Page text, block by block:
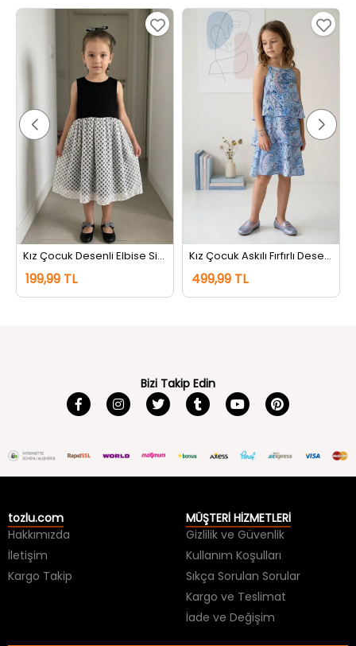
Kız Çocuk Desenli Elbise Siyah
199,99 TL
Kız Çocuk Askılı Fırfırlı Desenli Elbise Lacivert
499,99 TL
Bizi Takip Edin
tozlu.com
Hakkımızda
İletişim
Kargo Takip
MÜŞTERİ HİZMETLERİ
Gizlilik ve Güvenlik
Kullanım Koşulları
Sıkça Sorulan Sorular
Kargo ve Teslimat
İade ve Değişim